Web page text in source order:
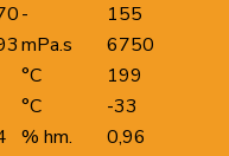
-
155
mPa.s
6750
°C
199
°C
-33
% hm. 0,96